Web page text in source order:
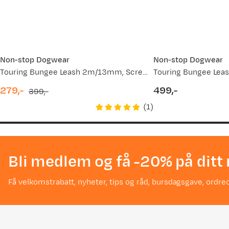
Non-stop Dogwear
Touring Bungee Leash 2m/13mm, Screw-Lock grey
279,- 399,-
(1)
Non-stop Dogwear
Touring Bungee
499,-
Bli medlem og få -20% på
Få velkomstrabatt, nyheter, tips og råd, bursdagsgave,